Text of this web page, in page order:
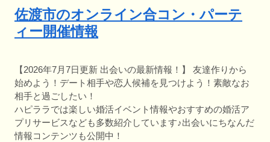
佐渡市のオンライン合コン・パーテ
ィー開催情報
【2026年7月7日更新 出会いの最新情報！】 友達作りから
始めよう！デート相手や恋人候補を見つけよう！素敵なお
相手と過ごしたい！
ハピララでは楽しい婚活イベント情報やおすすめの婚活ア
プリサービスなども多数紹介しています♪出会いにちなんだ
情報コンテンツも公開中！